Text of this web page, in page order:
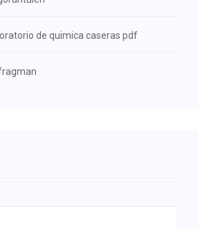
de quimica caseras pdf
fragman